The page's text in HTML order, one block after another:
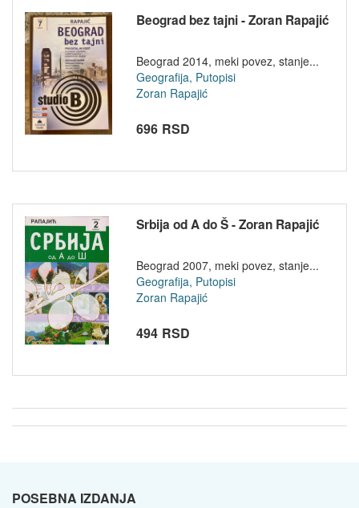
Beograd bez tajni - Zoran Rapajić
Beograd 2014, meki povez, stanje...
Geografija, Putopisi
Zoran Rapajić
696 RSD
Srbija od A do Š - Zoran Rapajić
Beograd 2007, meki povez, stanje...
Geografija, Putopisi
Zoran Rapajić
494 RSD
POSEBNA IZDANJA